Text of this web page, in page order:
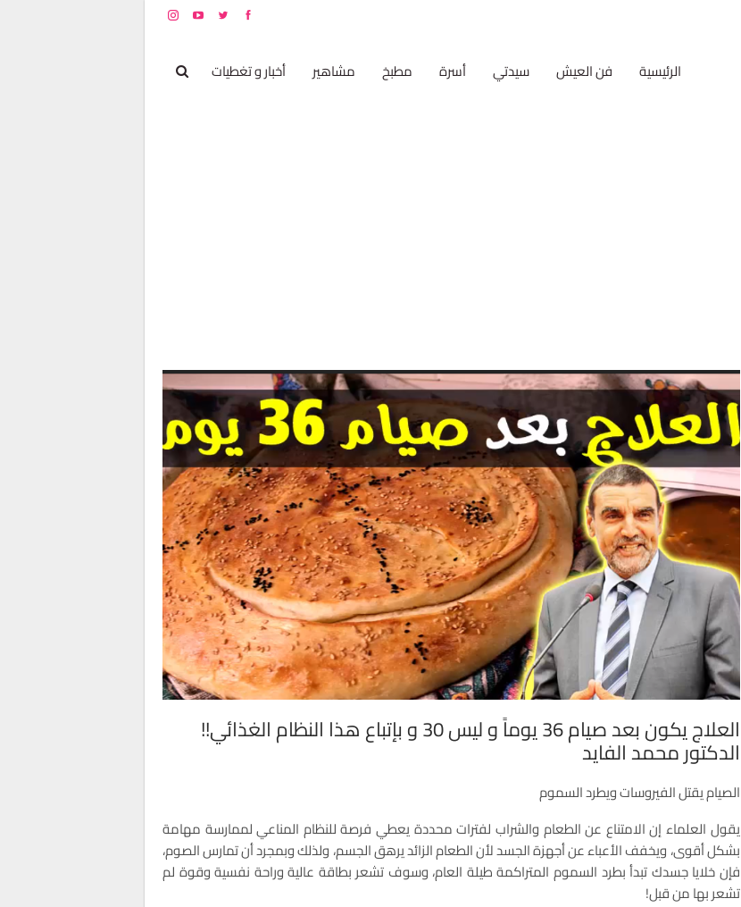
الرئيسية فن العيش سيدتي أسرة مطبخ مشاهير أخبار و تغطيات
العلاج يكون بعد صيام 36 يوماً و ليس 30 و بإتباع هذا النظام الغذائي!!
الدكتور محمد الفايد
الصيام يقتل الفيروسات ويطرد السموم
يقول العلماء إن الامتناع عن الطعام والشراب لفترات محددة يعطي فرصة للنظام المناعي لممارسة مهامة
بشكل أقوى، ويخفف الأعباء عن أجهزة الجسد لأن الطعام الزائد يرهق الجسم، ولذلك وبمجرد أن تمارس الصوم،
فإن خلايا جسدك تبدأ بطرد السموم المتراكمة طيلة العام، وسوف تشعر بطاقة عالية وراحة نفسية وقوة لم
تشعر بها من قبل!